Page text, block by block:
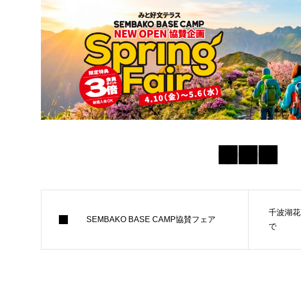
SEMBAKO BASE CAMP協賛フェア
千波湖
で